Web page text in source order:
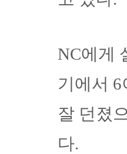
NC에게
기에서
잘 던졌
다.